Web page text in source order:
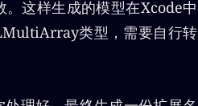
。这样生成的模型在Xcode中
类型，需要自行转